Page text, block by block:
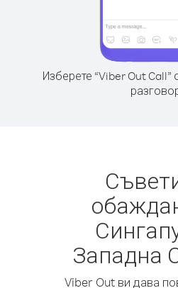
Изберете “Viber Out Call”
Западна
Viber Out ви дава